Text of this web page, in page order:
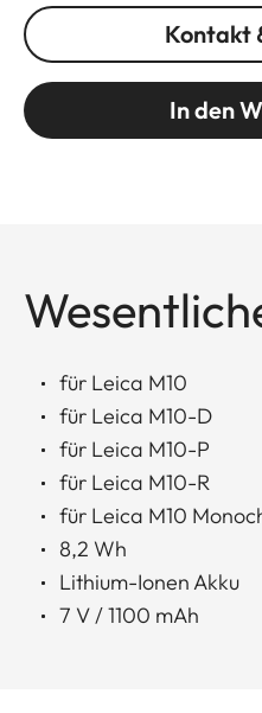
Kontakt
In den
für Leica M10
für Leica M10-D
für Leica M10-P
für Leica M10-R
für Leica M10
8,2 Wh
Lithium-Ionen Akku
7 V / 1100 mAh